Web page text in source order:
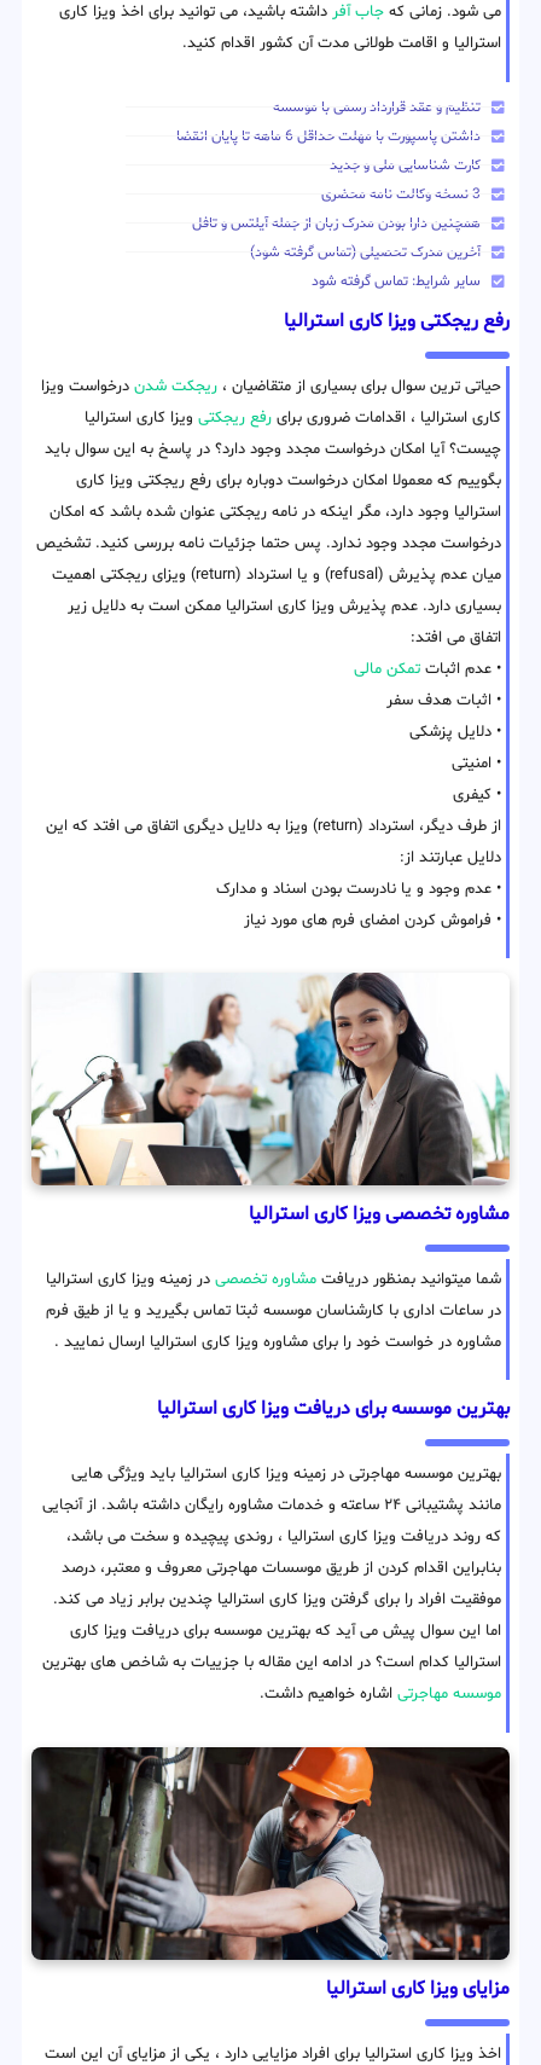
می شود. زمانی که جاب آفر داشته باشید، می توانید برای اخذ ویزا کاری
استرالیا و اقامت طولانی مدت آن کشور اقدام کنید.
تنظیم و عقد قرارداد رسمی با موسسه
داشتن پاسپورت با مهلت حداقل 6 ماهه تا پایان انقضا
کارت شناسایی ملی و جدید
3 نسخه وکالت نامه محضری
همچنین دارا بودن مدرک زبان از جمله آیلتس و تافل
آخرین مدرک تحصیلی (تماس گرفته شود)
سایر شرایط: تماس گرفته شود
رفع ریجکتی ویزا کاری استرالیا
حیاتی ترین سوال برای بسیاری از متقاضیان ، ریجکت شدن درخواست ویزا
کاری استرالیا ، اقدامات ضروری برای رفع ریجکتی ویزا کاری استرالیا
چیست؟ آیا امکان درخواست مجدد وجود دارد؟ در پاسخ به این سوال باید
بگوییم که معمولا امکان درخواست دوباره برای رفع ریجکتی ویزا کاری
استرالیا وجود دارد، مگر اینکه در نامه ریجکتی عنوان شده باشد که امکان
درخواست مجدد وجود ندارد. پس حتما جزئیات نامه بررسی کنید. تشخیص
میان عدم پذیرش (refusal) و یا استرداد (return) ویزای ریجکتی اهمیت
بسیاری دارد. عدم پذیرش ویزا کاری استرالیا ممکن است به دلایل زیر
اتفاق می افتد:
• عدم اثبات تمکن مالی
• اثبات هدف سفر
• دلایل پزشکی
• امنیتی
• کیفری
از طرف دیگر، استرداد (return) ویزا به دلایل دیگری اتفاق می افتد که این
دلایل عبارتند از:
• عدم وجود و یا نادرست بودن اسناد و مدارک
• فراموش کردن امضای فرم های مورد نیاز
مشاوره تخصصی ویزا کاری استرالیا
شما میتوانید بمنظور دریافت مشاوره تخصصی در زمینه ویزا کاری استرالیا
در ساعات اداری با کارشناسان موسسه ثبتا تماس بگیرید و یا از طیق فرم
مشاوره در خواست خود را برای مشاوره ویزا کاری استرالیا ارسال نمایید .
بهترین موسسه برای دریافت ویزا کاری استرالیا
بهترین موسسه مهاجرتی در زمینه ویزا کاری استرالیا باید ویژگی هایی
مانند پشتیبانی ۲۴ ساعته و خدمات مشاوره رایگان داشته باشد. از آنجایی
که روند دریافت ویزا کاری استرالیا ، روندی پیچیده و سخت می باشد،
بنابراین اقدام کردن از طریق موسسات مهاجرتی معروف و معتبر، درصد
موفقیت افراد را برای گرفتن ویزا کاری استرالیا چندین برابر زیاد می کند.
اما این سوال پیش می آید که بهترین موسسه برای دریافت ویزا کاری
استرالیا کدام است؟ در ادامه این مقاله با جزییات به شاخص های بهترین
موسسه مهاجرتی اشاره خواهیم داشت.
مزایای ویزا کاری استرالیا
اخذ ویزا کاری استرالیا برای افراد مزایایی دارد ، یکی از مزایای آن این است